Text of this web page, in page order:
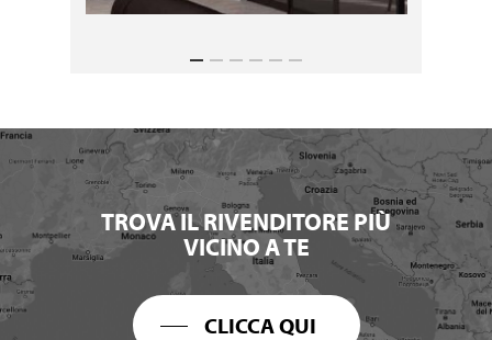
TROVA IL RIVENDITORE PIÙ
VICINO A TE
CLICCA QUI